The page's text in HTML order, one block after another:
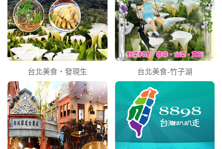
台北美食‧發現生 台北美食-竹子湖